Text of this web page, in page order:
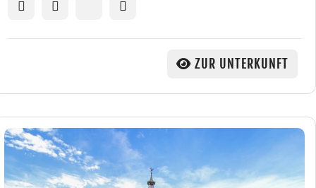
ZUR UNTERKUNFT